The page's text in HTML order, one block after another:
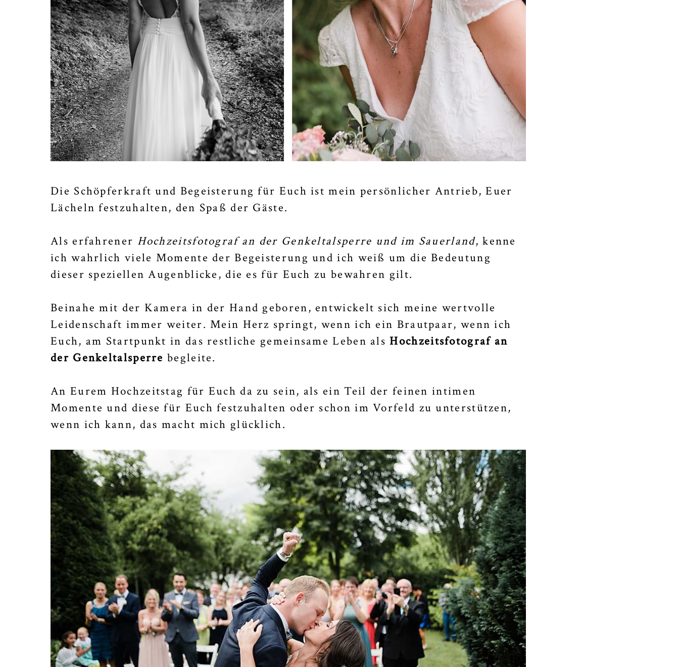
Die Schöpferkraft und Begeisterung für Euch ist mein persönlicher Antrieb, Euer
Lächeln festzuhalten, den Spaß der Gäste.
Als erfahrener Hochzeitsfotograf an der Genkeltalsperre und im Sauerland, kenne
ich wahrlich viele Momente der Begeisterung und ich weiß um die Bedeutung
dieser speziellen Augenblicke, die es für Euch zu bewahren gilt.
Beinahe mit der Kamera in der Hand geboren, entwickelt sich meine wertvolle
Leidenschaft immer weiter. Mein Herz springt, wenn ich ein Brautpaar, wenn ich
Euch, am Startpunkt in das restliche gemeinsame Leben als Hochzeitsfotograf an
der Genkeltalsperre begleite.
An Eurem Hochzeitstag für Euch da zu sein, als ein Teil der feinen intimen
Momente und diese für Euch festzuhalten oder schon im Vorfeld zu unterstützen,
wenn ich kann, das macht mich glücklich.